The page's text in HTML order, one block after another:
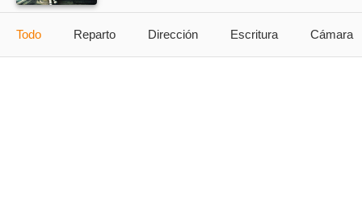
Todo Reparto Dirección Escritura Cámara